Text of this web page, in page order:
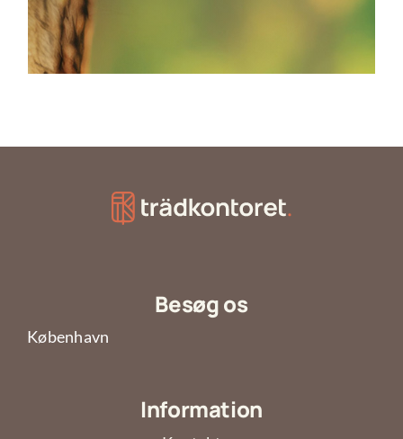
Besøg os
København
Information